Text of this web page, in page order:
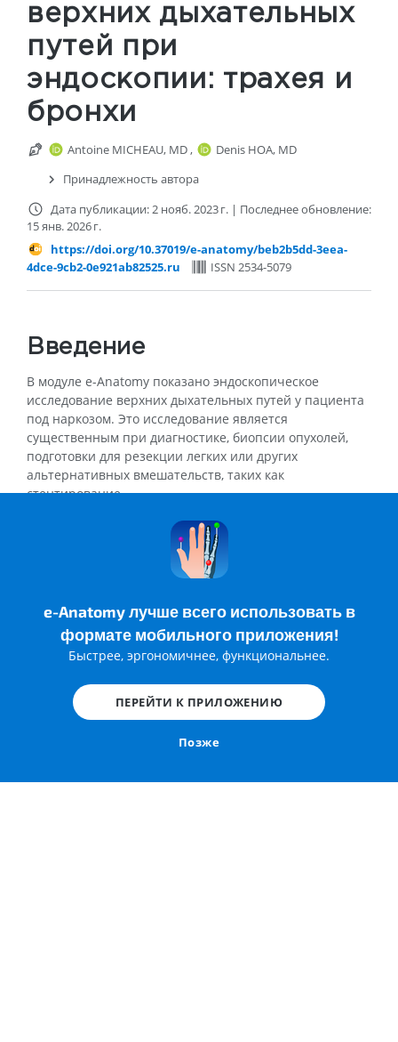
e-Anatomy лучше всего использовать в
формате мобильного приложения!
Быстрее, эргономичнее, функциональнее.
ПЕРЕЙТИ К ПРИЛОЖЕНИЮ
Позже
верхних дыхательных
путей при
эндоскопии: трахея и
бронхи
Antoine MICHEAU, MD,
Denis HOA, MD
Принадлежность автора
Дата публикации: 2 нояб. 2023 г. | Последнее обновление:
15 янв. 2026 г.
https://doi.org/10.37019/e-anatomy/beb2b5dd-3eea-
4dce-9cb2-0e921ab82525.ru
ISSN 2534-5079
Введение
В модуле e-Anatomy показано эндоскопическое
исследование верхних дыхательных путей у пациента
под наркозом. Это исследование является
существенным при диагностике, биопсии опухолей,
подготовки для резекции легких или других
альтернативных вмешательств, таких как
стентирование.
Здесь представлено полное исследование
трахеобронхиального дерева с аннотациями. Этот
модуль специально предназначен для студентов-
медиков, интернов или всех врачей, глубоко
путей.